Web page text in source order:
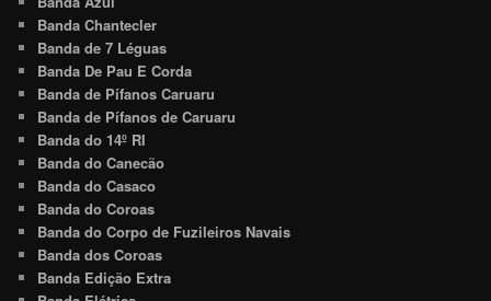
Banda Chantecler
Banda de 7 Léguas
Banda De Pau E Corda
Banda de Pífanos Caruaru
Banda de Pífanos de Caruaru
Banda do 14º RI
Banda do Canecão
Banda do Casaco
Banda do Coroas
Banda do Corpo de Fuzileiros Navais
Banda dos Coroas
Banda Edição Extra